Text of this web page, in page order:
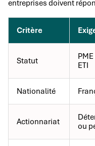
entreprises doivent
Critère
Statut
ETI
Nationalité
Actionnariat
ou